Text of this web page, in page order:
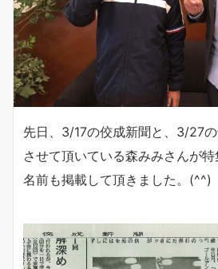
先日、3/17の佼成新聞と、3/27
させて頂いている森みみさんが
名前も掲載して頂きました。(^^)